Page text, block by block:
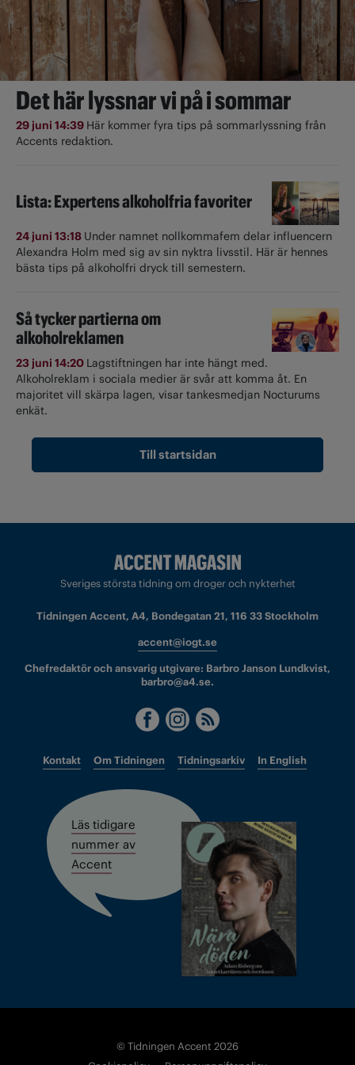
Det här lyssnar vi på i sommar
29 juni 14:39 Här kommer fyra tips på sommarlyssning från
Accents redaktion.
Lista: Expertens alkoholfria favoriter
24 juni 13:18 Under namnet nollkommafem delar influencern
Alexandra Holm med sig av sin nyktra livsstil. Här är hennes
bästa tips på alkoholfri dryck till semestern.
Så tycker partierna om
alkoholreklamen
23 juni 14:20 Lagstiftningen har inte hängt med.
Alkoholreklam i sociala medier är svår att komma åt. En
majoritet vill skärpa lagen, visar tankesmedjan Nocturums
enkät.
Till startsidan
Sveriges största tidning om droger och nykterhet
Tidningen Accent, A4, Bondegatan 21, 116 33 Stockholm
accent@iogt.se
Chefredaktör och ansvarig utgivare: Barbro Janson Lundkvist,
barbro@a4.se.
Kontakt Om Tidningen Tidningsarkiv In English
Läs tidigare
nummer av
Accent
© Tidningen Accent 2026